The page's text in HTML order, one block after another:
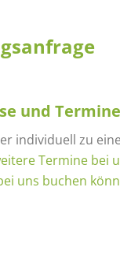
und Termine
individuell zu
Termine bei
uns buchen